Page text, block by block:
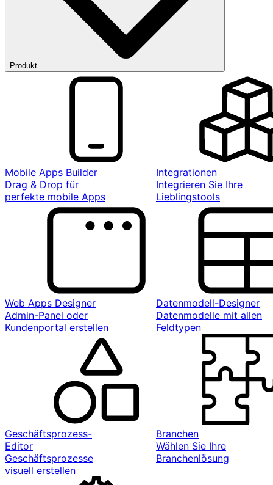
Produkt
Mobile Apps Builder
Drag & Drop für
perfekte mobile Apps
Integrationen
Integrieren Sie Ihre
Lieblingstools
Web Apps Designer
Admin-Panel oder
Kundenportal erstellen
Datenmodell-Designer
Datenmodelle mit allen
Feldtypen
Geschäftsprozess-
Editor
Geschäftsprozesse
visuell erstellen
Branchen
Wählen Sie Ihre
Branchenlösung